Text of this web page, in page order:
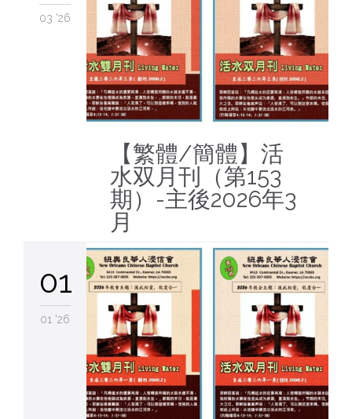
03 '26
【繁體/簡體】活
水双月刊（第153
期）-主後2026年3
月
01
01 '26